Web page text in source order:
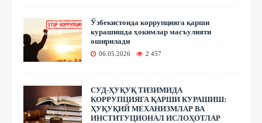
Ўзбекистонда коррупцияга қарши
курашишда ҳокимлар масъулияти
оширилади
06.05.2026 2 457
СУД-ҲУҚУҚ ТИЗИМИДА
КОРРУПЦИЯГА ҚАРШИ КУРАШИШ:
ҲУҚУҚИЙ МЕХАНИЗМЛАР ВА
ИНСТИТУЦИОНАЛ ИСЛОҲОТЛАР